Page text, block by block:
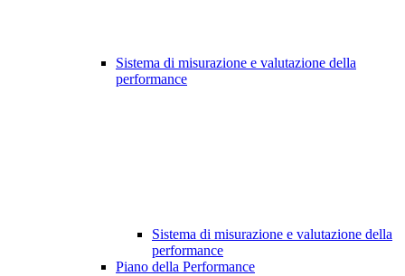
Sistema di misurazione e valutazione della
performance
Sistema di misurazione e valutazione della
performance
Piano della Performance